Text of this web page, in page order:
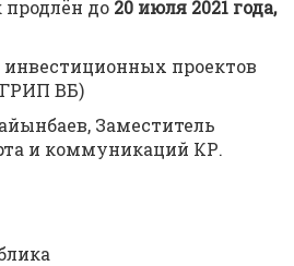
продлён до 20 июля 2021 года,
инвестиционных проектов
ВБ)
Заместитель
и коммуникаций КР.